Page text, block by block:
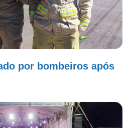
por bombeiros após